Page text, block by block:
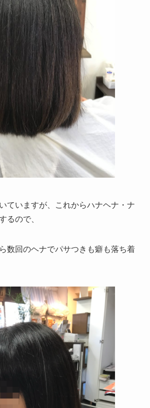
ていますが、これからハナヘナ・ナ
るので、
数回のヘナでパサつきも癖も落ち着